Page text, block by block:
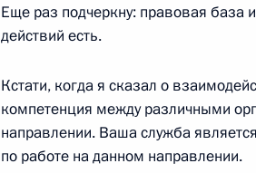
Заключительное слово на
по контролю за оборотом
веществ
Еще раз подчеркну: правовая
действий есть.
Кстати, когда я сказал о
компетенция между различными
направлении. Ваша служба
по работе на данном направлении.